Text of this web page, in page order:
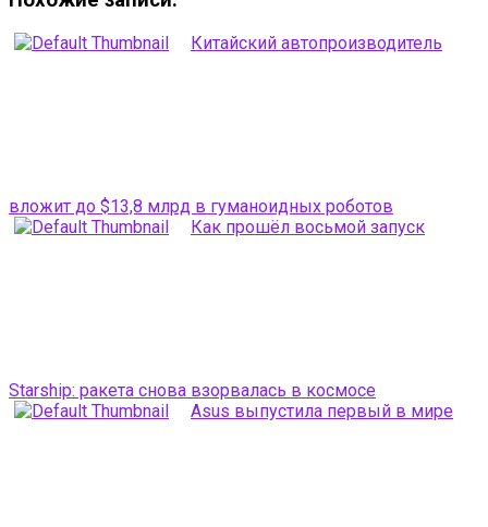
Китайский автопроизводитель
вложит до $13,8 млрд в гуманоидных роботов
Как прошёл восьмой запуск
Starship: ракета снова взорвалась в космосе
Asus выпустила первый в мире